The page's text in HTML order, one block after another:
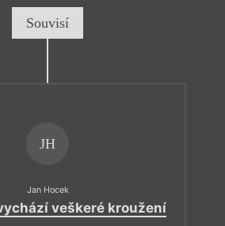
Souvisí
JH
Jan Hocek
veškeré kroužení